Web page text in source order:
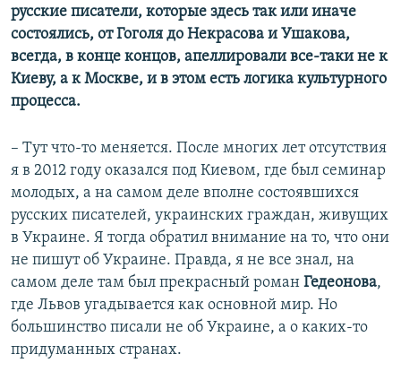
русские писатели, которые здесь так или иначе
состоялись, от Гоголя до Некрасова и Ушакова,
всегда, в конце концов, апеллировали все-таки не к
Киеву, а к Москве, и в этом есть логика культурного
процесса.
–​ Тут что-то меняется. После многих лет отсутствия
я в 2012 году оказался под Киевом, где был семинар
молодых, а на самом деле вполне состоявшихся
русских писателей, украинских граждан, живущих
в Украине. Я тогда обратил внимание на то, что они
не пишут об Украине. Правда, я не все знал, на
самом деле там был прекрасный роман Гедеонова,
где Львов угадывается как основной мир. Но
большинство писали не об Украине, а о каких-то
придуманных странах.